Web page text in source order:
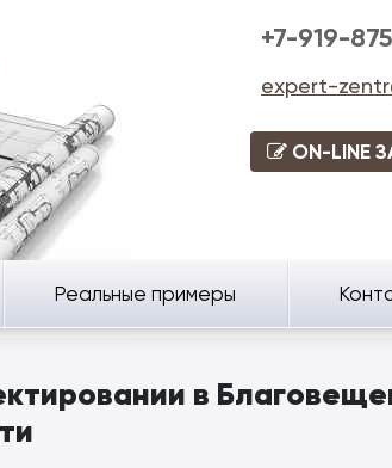
+7-919-
expert-
ON-LINE
Реальные примеры
в